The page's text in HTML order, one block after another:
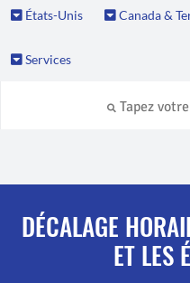
États-Unis Canada &
Services
DÉCALAGE
ET LES